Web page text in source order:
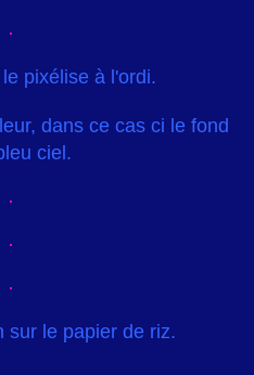
pixélise à l'ordi.
dans ce cas ci le fond
ciel.
sur le papier de riz.